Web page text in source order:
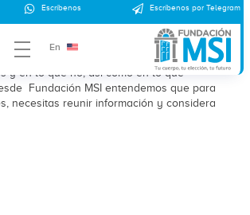
Escríbenos Escríbenos por Telegram
En
VS métodos
encontrar la mejor opción, pensamos en
y en lo que no, así como en lo que
Fundación MSI entendemos que para
necesitas reunir información y considera